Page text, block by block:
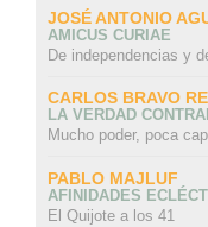
JOSÉ ANTONIO
AMICUS CURIAE
De independencias y
CARLOS BRAVO
LA VERDAD
Mucho poder, poca
PABLO MAJLUF
AFINIDADES
El Quijote a los 41